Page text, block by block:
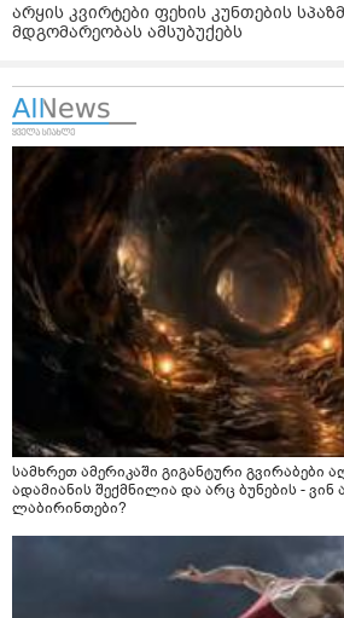
არყის კვირტები ფეხის კუნთების
მდგომარეობას ამსუბუქებს
სამხრეთ ამერიკაში გიგანტური გვირაბები
ადამიანის შექმნილია და არც ბუნების -
ლაბირინთები?